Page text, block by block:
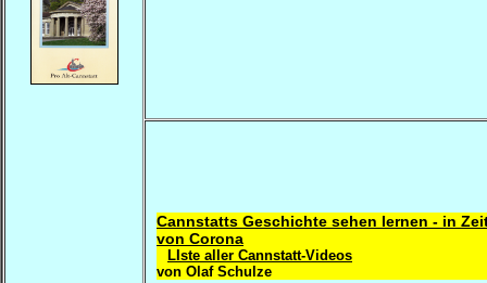
Cannstatts Geschichte sehen lernen - in
von Corona
LIste aller Cannstatt-Videos
von Olaf Schulze